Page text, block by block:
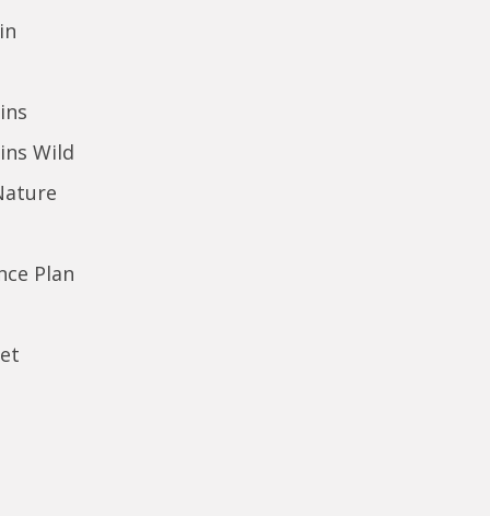
Wild
Plan